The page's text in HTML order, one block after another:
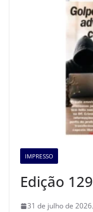
IMPRESSO
Edição
31 de julho de 2026